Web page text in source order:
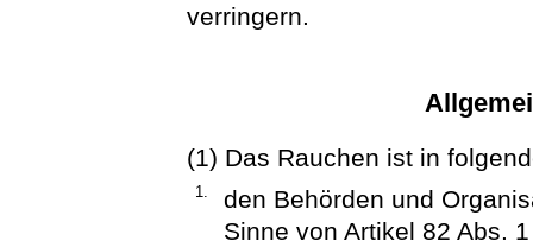
verringern.
(1) Das Rauchen ist in
1.
den Behörden und
Sinne von Artikel 82 Abs.